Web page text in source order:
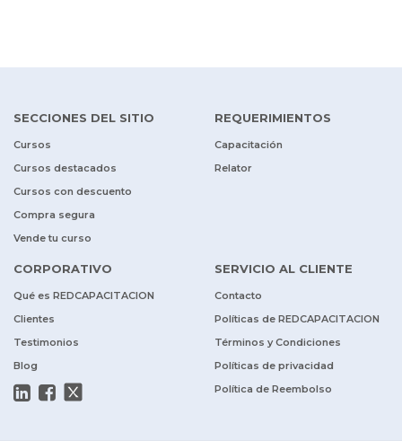
SECCIONES DEL SITIO
Cursos
Cursos destacados
Cursos con descuento
Compra segura
Vende tu curso
REQUERIMIENTOS
Capacitación
Relator
CORPORATIVO
Qué es REDCAPACITACION
Clientes
Testimonios
Blog
SERVICIO AL CLIENTE
Contacto
Políticas de REDCAPACITACION
Términos y Condiciones
Políticas de privacidad
Política de Reembolso